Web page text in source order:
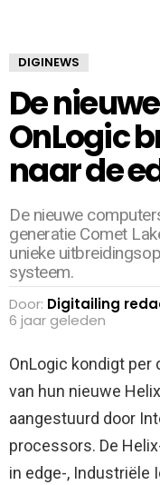
DIGINEWS
De
OnLogic
naar de
De nieuwe
generatie Comet
unieke
systeem.
Door: Digitailing
6 jaar geleden
OnLogic kondigt per
van hun nieuwe
aangestuurd door
processors. De
in edge-, Industriële